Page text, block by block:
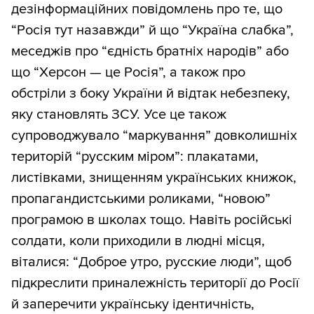
дезінформаційних повідомлень про те, що
“Росія тут назавжди” й що “Україна слабка”,
меседжів про “єдність братніх народів” або
що “Херсон — це Росія”, а також про
обстріли з боку України й відтак небезпеку,
яку становлять ЗСУ. Усе це також
супроводжувало “маркування” довколишніх
територій “русским міром”: плакатами,
листівками, знищенням українських книжок,
пропагандистськими роликами, “новою”
програмою в школах тощо. Навіть російські
солдати, коли приходили в людні місця,
віталися: “Доброе утро, русские люди”, щоб
підкреслити приналежність території до Росії
й заперечити українську ідентичність,